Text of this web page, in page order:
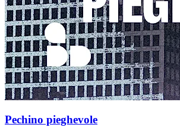
Pechino pieghevole